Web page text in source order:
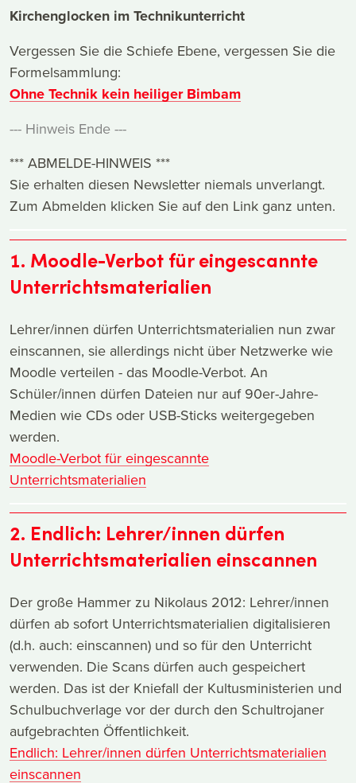
Kirchenglocken im Technikunterricht
Vergessen Sie die Schiefe Ebene, vergessen Sie die
Formelsammlung:
Ohne Technik kein heiliger Bimbam
--- Hinweis Ende ---
*** ABMELDE-HINWEIS ***
Sie erhalten diesen Newsletter niemals unverlangt.
Zum Abmelden klicken Sie auf den Link ganz unten.
1. Moodle-Verbot für eingescannte
Unterrichtsmaterialien
Lehrer/innen dürfen Unterrichtsmaterialien nun zwar
einscannen, sie allerdings nicht über Netzwerke wie
Moodle verteilen - das Moodle-Verbot. An
Schüler/innen dürfen Dateien nur auf 90er-Jahre-
Medien wie CDs oder USB-Sticks weitergegeben
werden.
Moodle-Verbot für eingescannte
Unterrichtsmaterialien
2. Endlich: Lehrer/innen dürfen
Unterrichtsmaterialien einscannen
Der große Hammer zu Nikolaus 2012: Lehrer/innen
dürfen ab sofort Unterrichtsmaterialien digitalisieren
(d.h. auch: einscannen) und so für den Unterricht
verwenden. Die Scans dürfen auch gespeichert
werden. Das ist der Kniefall der Kultusministerien und
Schulbuchverlage vor der durch den Schultrojaner
aufgebrachten Öffentlichkeit.
Endlich: Lehrer/innen dürfen Unterrichtsmaterialien
einscannen